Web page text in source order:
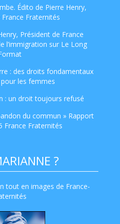
Édito de Pierre Henry,
Fraternités
Président de France
l’immigration sur Le Long
: des droits fondamentaux
les femmes
: un droit toujours refusé
du commun » Rapport
France Fraternités
?
tout en images de France-